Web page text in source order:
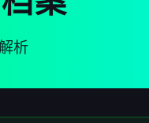
析